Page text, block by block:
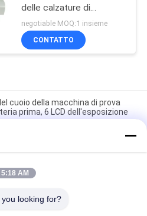
delle calzature di
controllo dello SpA di
GB/T 32024
negotiable MOQ:1 insieme
CONTATTO
cuoio della macchina di prova
prima, 6 LCD dell'esposizione
del cuoio di Flexometer utilizzata
dinamico di cuoio di
5:18 AM
looking for?